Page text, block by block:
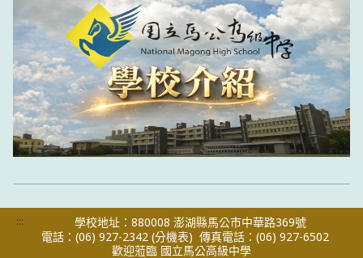
:::
學校地址：880008 澎湖縣馬公市中華路369號
電話：(06) 927-2342 (分機表) 傳真電話：(06) 927-6502
歡迎蒞臨 國立馬公高級中學